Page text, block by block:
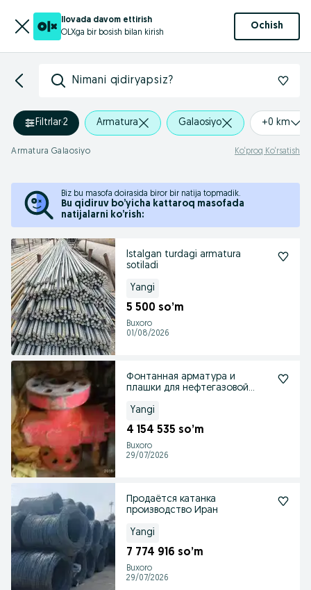
Ilovada davom ettirish
OLXga bir bosish bilan kirish
Ochish
Nimani qidiryapsiz?
Filtrlar·2 Armatura Galaosiyo +0 km
Armatura Galaosiyo Ko‘proq Ko‘rsatish
Biz bu masofa doirasida biror bir natija topmadik.
Bu qidiruv bo’yicha kattaroq masofada
natijalarni ko’rish:
Istalgan turdagi armatura
sotiladi
Yangi
5 500 so’m
Buxoro
01/08/2026
Фонтанная арматура и
плашки для нефтегазовой
Yangi
4 154 535 so’m
Buxoro
29/07/2026
Продаётся катанка
производство Иран
Yangi
7 774 916 so’m
Buxoro
29/07/2026